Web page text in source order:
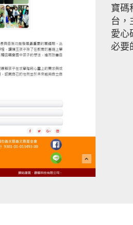
寶碼
台，
愛心
必要